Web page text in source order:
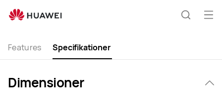
FreeBuds
Åbn
Features Specifikationer
Dimensioner